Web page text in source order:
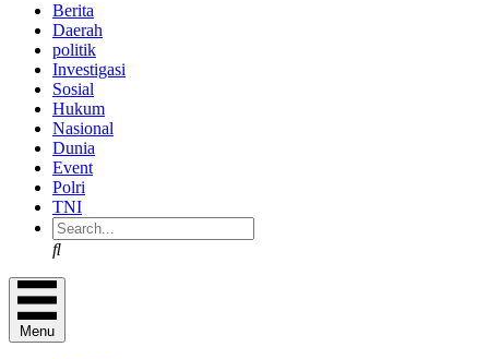
Berita
Daerah
politik
Investigasi
Sosial
Hukum
Nasional
Dunia
Event
Polri
TNI
Search
Menu